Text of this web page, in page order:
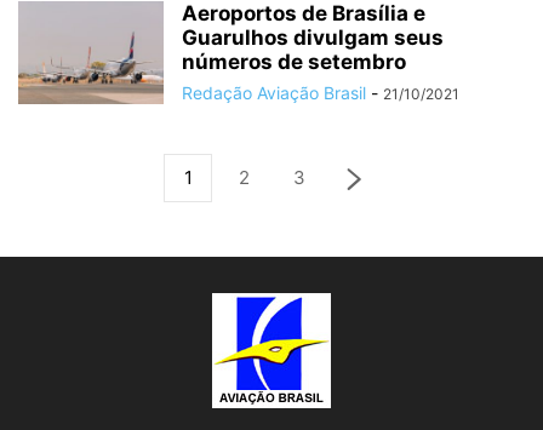
Aeroportos de Brasília e
Guarulhos divulgam seus
números de setembro
Redação Aviação Brasil - 21/10/2021
1 2 3